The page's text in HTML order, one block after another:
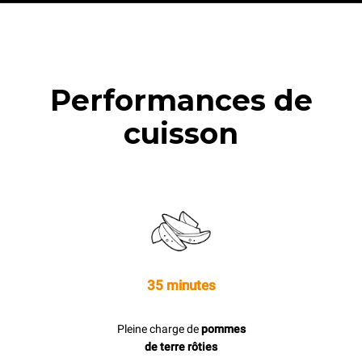
Performances de
cuisson
35 minutes
Pleine charge depommes
de terre rôties